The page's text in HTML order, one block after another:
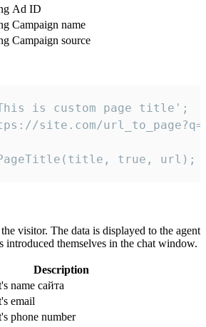
Ad ID
Campaign name
Campaign source
is custom page title';
site.com/
true, url);
visitor. The data is displayed to the agent
introduced themselves in the chat window.
Description
name сайта
email
phone number